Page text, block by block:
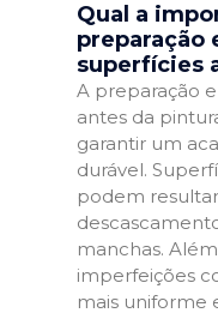
Qual a
preparação
superfícies
A preparação
antes da
garantir um
durável.
podem
manchas.
imperfeições
mais uniforme